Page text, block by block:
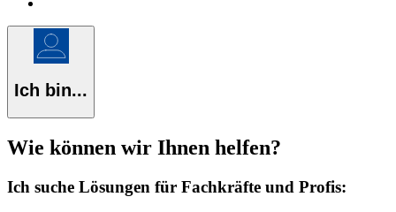
Ich bin...
Wie können wir Ihnen helfen?
Ich suche Lösungen für Fachkräfte und Profis: